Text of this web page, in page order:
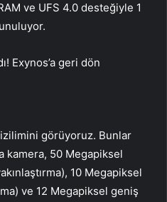
ve UFS 4.0 desteğiyle 1
Exynos’a geri dön
görüyoruz. Bunlar
kamera, 50 Megapiksel
10 Megapiksel
ve 12 Megapiksel geniş